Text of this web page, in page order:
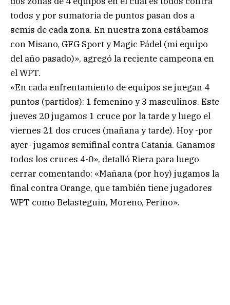
todos y por sumatoria de puntos pasan dos a
semis de cada zona. En nuestra zona estábamos
con Misano, GFG Sport y Magic Pádel (mi equipo
del año pasado)», agregó la reciente campeona en
el WPT.
«En cada enfrentamiento de equipos se juegan 4
puntos (partidos): 1 femenino y 3 masculinos. Este
jueves 20 jugamos 1 cruce por la tarde y luego el
viernes 21 dos cruces (mañana y tarde). Hoy -por
ayer- jugamos semifinal contra Catania. Ganamos
todos los cruces 4-0», detalló Riera para luego
cerrar comentando: «Mañana (por hoy) jugamos la
final contra Orange, que también tiene jugadores
WPT como Belasteguin, Moreno, Perino».